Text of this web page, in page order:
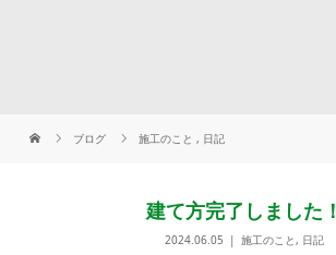
ブログ 施工のこと , 日記
建て方完了しました！
2024.06.05 施工のこと , 日記